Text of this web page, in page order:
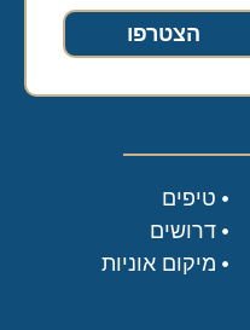
הצטרפו
טיפים
דרושים
מיקום אוניות